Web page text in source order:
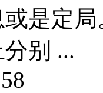
是定
别 ...